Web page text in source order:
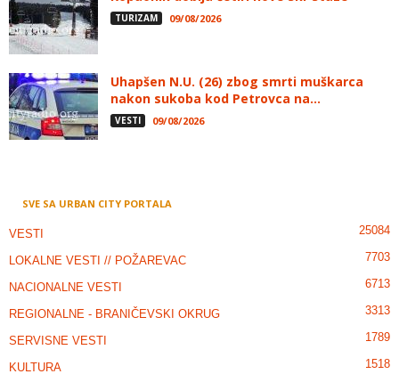
TURIZAM 09/08/2026
Uhapšen N.U. (26) zbog smrti muškarca
nakon sukoba kod Petrovca na...
VESTI 09/08/2026
SVE SA URBAN CITY PORTALA
VESTI 25084
LOKALNE VESTI // POŽAREVAC 7703
NACIONALNE VESTI 6713
REGIONALNE - BRANIČEVSKI OKRUG 3313
SERVISNE VESTI 1789
KULTURA 1518